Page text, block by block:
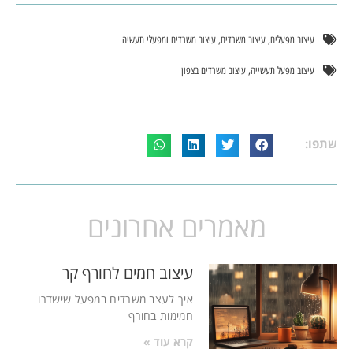
עיצוב מפעלים, עיצוב משרדים, עיצוב משרדים ומפעלי תעשיה
עיצוב מפעל תעשייה, עיצוב משרדים בצפון
שתפו:
מאמרים אחרונים
עיצוב חמים לחורף קר
איך לעצב משרדים במפעל שישדרו
חמימות בחורף
קרא עוד »